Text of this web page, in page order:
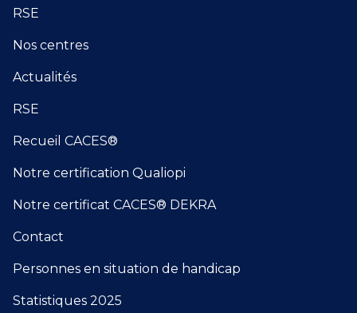
RSE
Nos centres
Actualités
RSE
Recueil CACES®
Notre certification Qualiopi
Notre certificat CACES® DEKRA
Contact
Personnes en situation de handicap
Statistiques 2025